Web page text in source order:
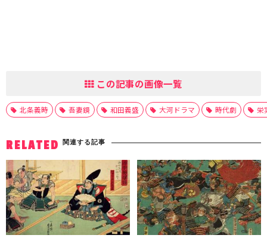
この記事の画像一覧
北条義時 吾妻鏡 和田義盛 大河ドラマ 時代劇 栄
RELATED 関連する記事